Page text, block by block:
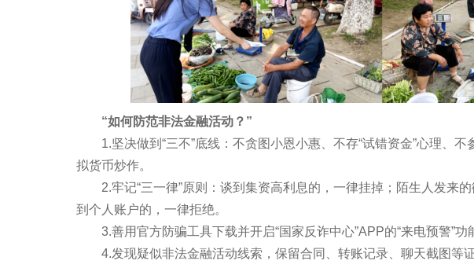
“如何防范非法金融活动？”
1.坚决做到“三不”底线：不贪图小恩小惠、不存“试错资金”心理、不
拟货币炒作。
2.牢记“三一律”原则：谈到集资高利息的，一律挂掉；陌生人发来
到个人账户的，一律拒绝。
3.善用官方防骗工具下载并开启“国家反诈中心”APP的“来电预警”功
4.发现疑似非法金融活动线索，保留合同、转账记录、聊天截图等